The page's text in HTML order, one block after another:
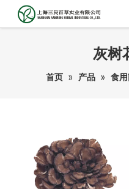
灰树
首页 » 产品 » 食